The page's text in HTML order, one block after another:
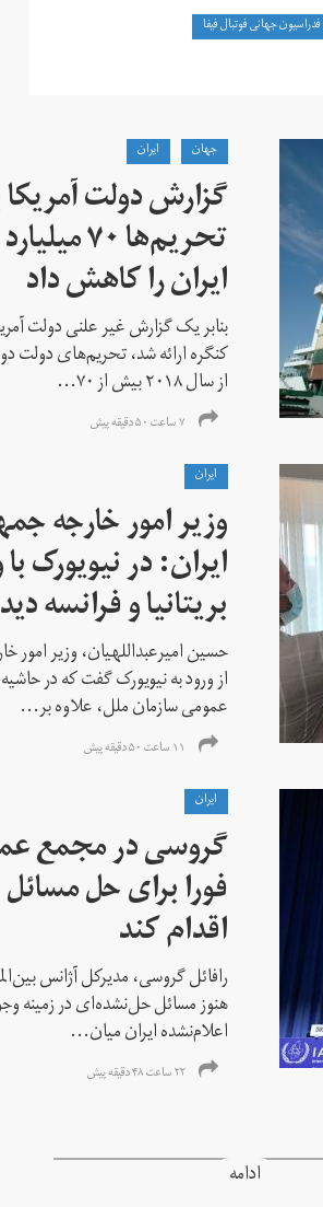
فدراسیون جهانی فوتبال فیفا
جهان ايران
گزارش دولت
تحریم‌ها
ایران را کاهش داد
بنابر یک گزارش غیر علنی دولت
کنگره ارائه شد، تحریم‌های دولت
از سال ۲۰۱۸ بیش از ۷۰...
۷ ساعت ۵۰ دقیقه پیش
ايران
وزیر امور خارجه
ایران: در نیویورک
بریتانیا و فرانسه
حسین امیرعبداللهیان، وزیر
از ورود به نیویورک گفت که در
عمومی سازمان ملل، علاوه بر...
۱۱ ساعت ۵۰ دقیقه پیش
ايران
گروسی در مجمع
فورا برای حل
اقدام کند
رافائل گروسی، مدیرکل آژانس
هنوز مسائل حل‌نشده‌ای در زمینه
اعلام‌نشده ایران میان...
۲۲ ساعت ۴۸ دقیقه پیش
ادامه